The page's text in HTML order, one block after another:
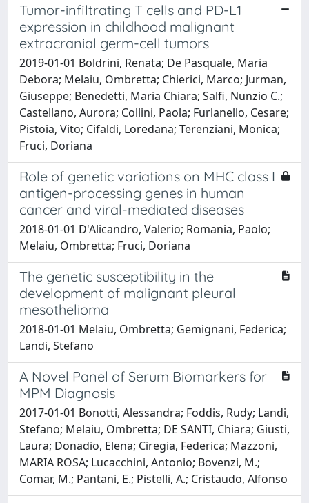
Tumor-infiltrating T cells and PD-L1
expression in childhood malignant
extracranial germ-cell tumors
2019-01-01 Boldrini, Renata; De Pasquale, Maria
Debora; Melaiu, Ombretta; Chierici, Marco; Jurman,
Giuseppe; Benedetti, Maria Chiara; Salfi, Nunzio C.;
Castellano, Aurora; Collini, Paola; Furlanello, Cesare;
Pistoia, Vito; Cifaldi, Loredana; Terenziani, Monica;
Fruci, Doriana
Role of genetic variations on MHC class I
antigen-processing genes in human
cancer and viral-mediated diseases
2018-01-01 D'Alicandro, Valerio; Romania, Paolo;
Melaiu, Ombretta; Fruci, Doriana
The genetic susceptibility in the
development of malignant pleural
mesothelioma
2018-01-01 Melaiu, Ombretta; Gemignani, Federica;
Landi, Stefano
A Novel Panel of Serum Biomarkers for
MPM Diagnosis
2017-01-01 Bonotti, Alessandra; Foddis, Rudy; Landi,
Stefano; Melaiu, Ombretta; DE SANTI, Chiara; Giusti,
Laura; Donadio, Elena; Ciregia, Federica; Mazzoni,
MARIA ROSA; Lucacchini, Antonio; Bovenzi, M.;
Comar, M.; Pantani, E.; Pistelli, A.; Cristaudo, Alfonso